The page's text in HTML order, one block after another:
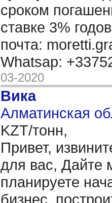
сроком
ставке 3%
почта:
Whatsap:
03-2020
Вика
Алматинская
KZT/тонн,
Привет,
для вас, Дайте
планируете
бизнес,